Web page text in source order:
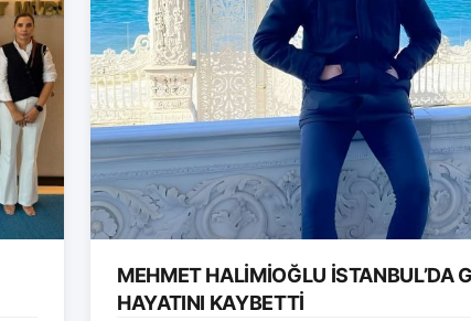
MEHMET HALİMİOĞLU İSTANBUL’DA
HAYATINI KAYBETTİ